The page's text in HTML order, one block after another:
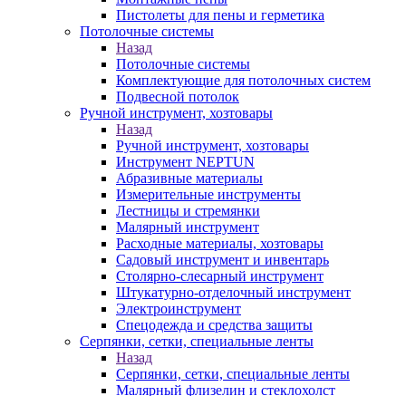
Пистолеты для пены и герметика
Потолочные системы
Назад
Потолочные системы
Комплектующие для потолочных систем
Подвесной потолок
Ручной инструмент, хозтовары
Назад
Ручной инструмент, хозтовары
Инструмент NEPTUN
Абразивные материалы
Измерительные инструменты
Лестницы и стремянки
Малярный инструмент
Расходные материалы, хозтовары
Садовый инструмент и инвентарь
Столярно-слесарный инструмент
Штукатурно-отделочный инструмент
Электроинструмент
Спецодежда и средства защиты
Серпянки, сетки, специальные ленты
Назад
Серпянки, сетки, специальные ленты
Малярный флизелин и стеклохолст